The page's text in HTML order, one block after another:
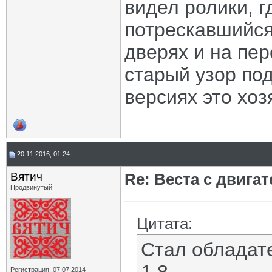
видел ролики,
дверях и на
старый узор
версиях это
20.11.2016, 01:24
Вятич
Продвинутый
Регистрация: 07.07.2014
Re: Веста с
Цитата:
Стал